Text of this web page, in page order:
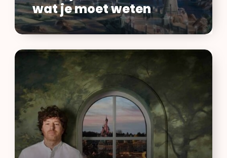
wetenwat je moet weten
La
par
Jean
Imbert